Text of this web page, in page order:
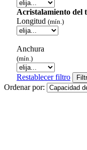
Acristalamiento del
Longitud (mín.)
Anchura
(mín.)
Restablecer filtro
Ordenar por: